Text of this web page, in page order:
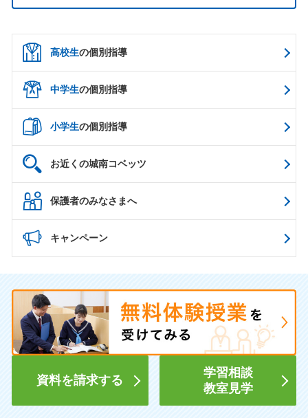
高校生の個別指導
中学生の個別指導
小学生の個別指導
お近くの城南コベッツ
保護者のみなさまへ
キャンペーン
資料を請求する
学習相談
教室見学